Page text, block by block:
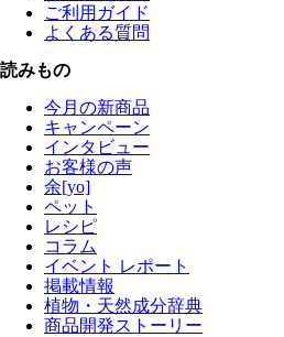
ご利用ガイド
よくある質問
読みもの
今月の新商品
キャンペーン
インタビュー
お客様の声
余[yo]
ペット
レシピ
コラム
イベント レポート
掲載情報
植物・天然成分辞典
商品開発ストーリー